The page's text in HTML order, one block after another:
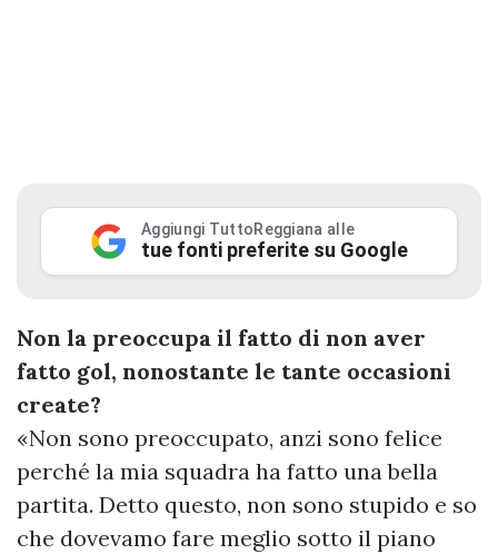
Aggiungi TuttoReggiana alle
tue fonti preferite su Google
Non la preoccupa il fatto di non aver
fatto gol, nonostante le tante occasioni
create?
«Non sono preoccupato, anzi sono felice
perché la mia squadra ha fatto una bella
partita. Detto questo, non sono stupido e so
che dovevamo fare meglio sotto il piano